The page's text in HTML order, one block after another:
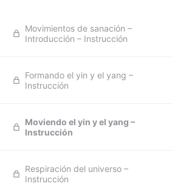
Movimientos de sanación –
Introducción – Instrucción
Formando el yin y el yang –
Instrucción
Moviendo el yin y el yang –
Instrucción
Respiración del universo –
Instrucción